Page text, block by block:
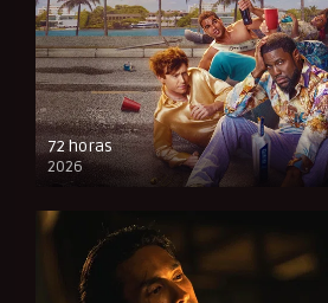
72 horas
2026
FULL HD